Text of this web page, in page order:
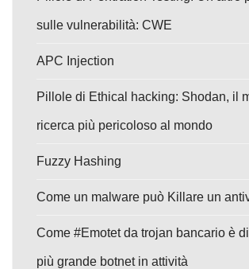
sulle vulnerabilità: CWE
APC Injection
Pillole di Ethical hacking: Shodan, il
ricerca più pericoloso al mondo
Fuzzy Hashing
Come un malware può Killare un
Come #Emotet da trojan bancario è
più grande botnet in attività